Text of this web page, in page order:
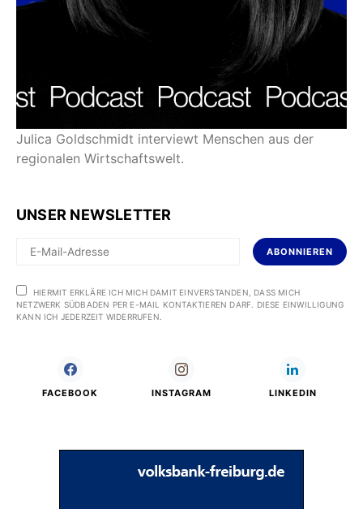
Julica Goldschmidt interviewt Menschen aus der
regionalen Wirtschaftswelt.
UNSER NEWSLETTER
ABONNIEREN
HIERMIT ERKLÄRE ICH MICH DAMIT EINVERSTANDEN, DASS MICH
NETZWERK SÜDBADEN PER E-MAIL KONTAKTIEREN DARF. DIESE EINWILLIGUNG
KANN ICH JEDERZEIT WIDERRUFEN.
FACEBOOK INSTAGRAM LINKEDIN